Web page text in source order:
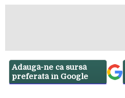
Adaugă-ne ca sursă
preferată în Google